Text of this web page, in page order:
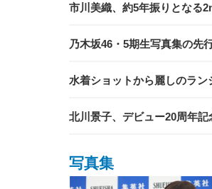
市川美織、約5年振りとなる
乃木坂46・5期生写真集の
水着ショットから麗しのラ
北川景子、デビュー20周年
写真集